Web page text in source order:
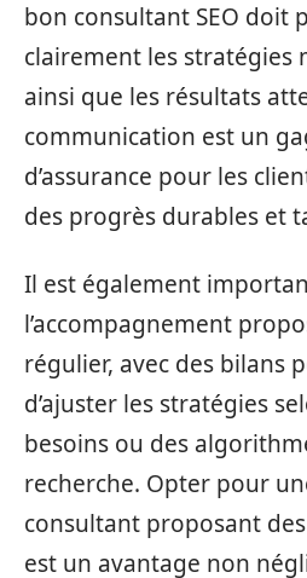
bon consultant SEO doit
clairement les stratégies
ainsi que les résultats
communication est un
d’assurance pour les
des progrès durables et
Il est également
l’accompagnement
régulier, avec des bilans
d’ajuster les stratégies
besoins ou des
recherche. Opter pour
consultant proposant
est un avantage non